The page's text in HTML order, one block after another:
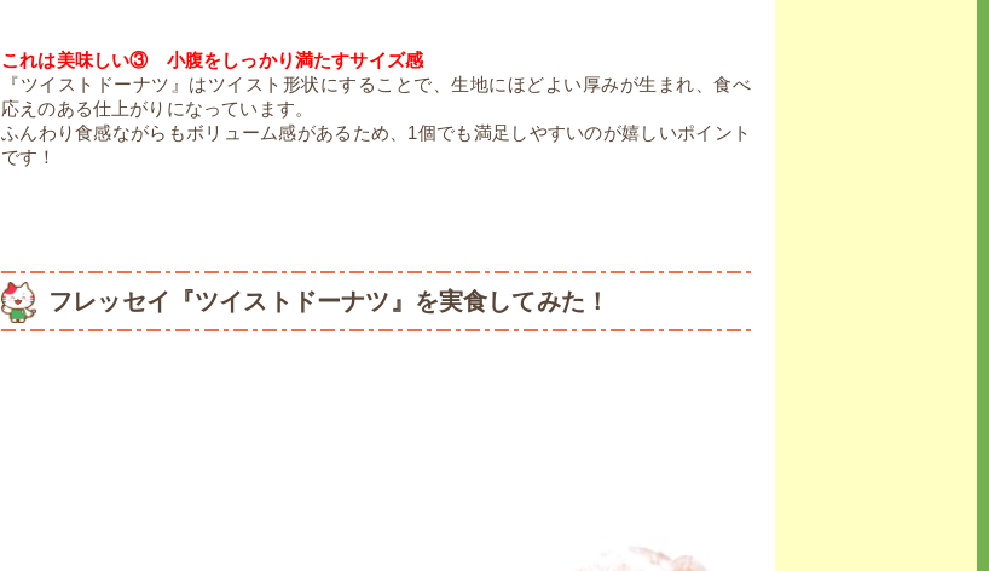
これは美味しい③ 小腹をしっかり満たすサイズ感
『ツイストドーナツ』はツイスト形状にすることで、生地にほどよい厚みが生まれ、食べ
応えのある仕上がりになっています。
ふんわり食感ながらもボリューム感があるため、1個でも満足しやすいのが嬉しいポイント
です！
フレッセイ『ツイストドーナツ』を実食してみた！